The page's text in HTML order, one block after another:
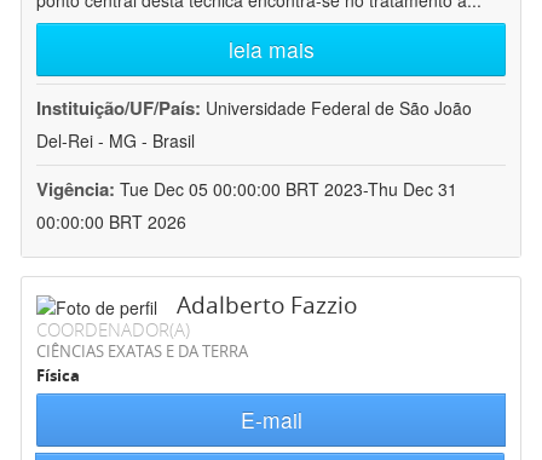
leia mais
Instituição/UF/País: Universidade Federal de São João
Del-Rei - MG - Brasil
Vigência: Tue Dec 05 00:00:00 BRT 2023-Thu Dec 31
00:00:00 BRT 2026
Adalberto Fazzio
COORDENADOR(A)
CIÊNCIAS EXATAS E DA TERRA
Física
E-mail